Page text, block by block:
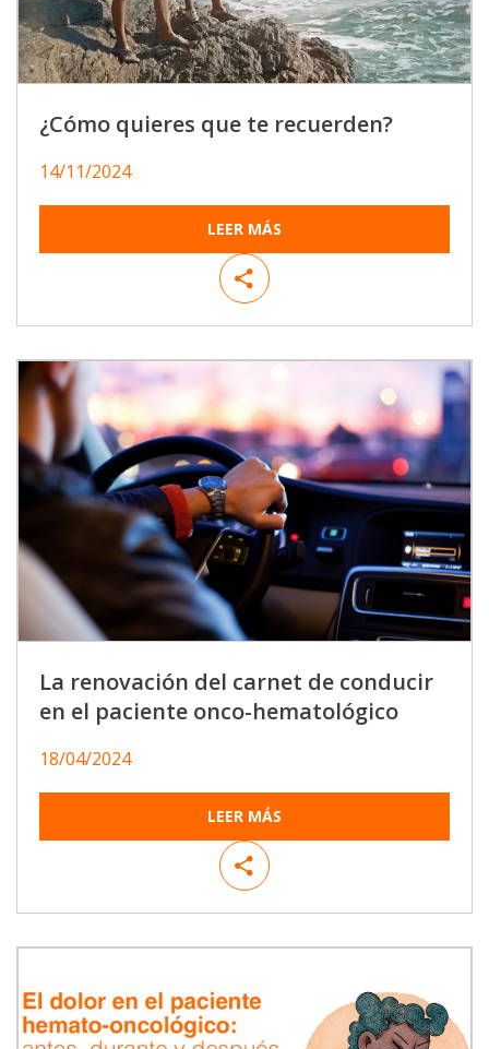
¿Cómo quieres que te recuerden?
14/11/2024
LEER MÁS
La renovación del carnet de conducir
en el paciente onco-hematológico
18/04/2024
LEER MÁS